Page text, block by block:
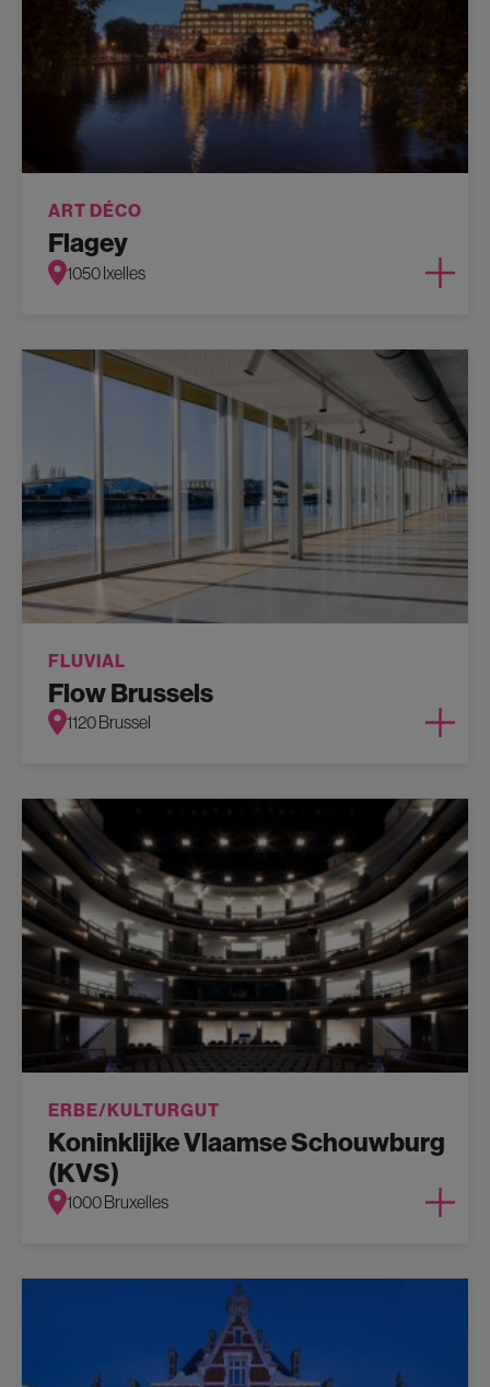
ART DÉCO
Flagey
1050 Ixelles
FLUVIAL
Flow Brussels
1120 Brussel
ERBE/KULTURGUT
Koninklijke Vlaamse Schouwburg
(KVS)
1000 Bruxelles